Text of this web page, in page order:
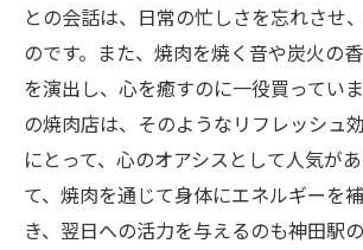
との会話は、日常の忙しさを忘れさせ
のです。また、焼肉を焼く音や炭火の
を演出し、心を癒すのに一役買ってい
の焼肉店は、そのようなリフレッシュ
にとって、心のオアシスとして人気が
て、焼肉を通じて身体にエネルギーを
き、翌日への活力を与えるのも神田駅